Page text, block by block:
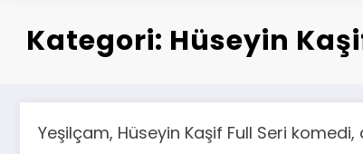
Kategori: Hüseyin
Yeşilçam, Hüseyin Kaşif Full Seri